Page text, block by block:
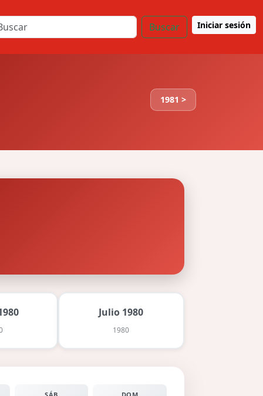
Buscar Iniciar sesión
1981 >
Julio 1980
1980